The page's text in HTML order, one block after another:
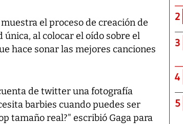
el proceso de creación de
al colocar el oído sobre el
hace sonar las mejores canciones
de twitter una fotografía
barbies cuando puedes ser
tamaño real?" escribió Gaga para
2
3
4
5